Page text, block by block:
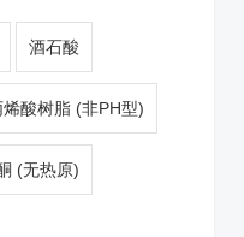
酒石酸
烯酸树脂 (非pH型)
(无热原)